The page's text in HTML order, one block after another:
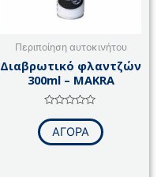
Περιποίηση αυτοκινήτου
Διαβρωτικό φλαντζών
300ml – MAKRA
με
από
ΑΓΟΡΑ